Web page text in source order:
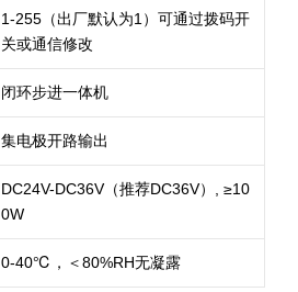
1-255（出厂默认为1）可通过拨码开
关或通信修改
闭环步进一体机
集电极开路输出
DC24V-DC36V（推荐DC36V）, ≥10
0W
0-40℃，＜80%RH无凝露